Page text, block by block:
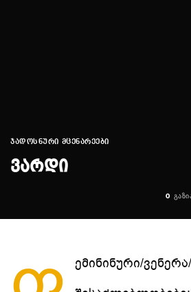
ᲯᲐᲓᲝᲡᲜᲣᲠᲘ ᲛᲪᲔᲜᲐᲠᲔᲔᲑᲘ
ᲕᲐᲠᲓᲘ
0
ემინინური/